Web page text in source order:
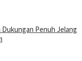
Penuh Jelang